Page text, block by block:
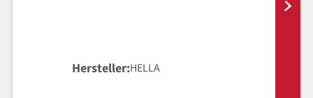
Hersteller HELLA